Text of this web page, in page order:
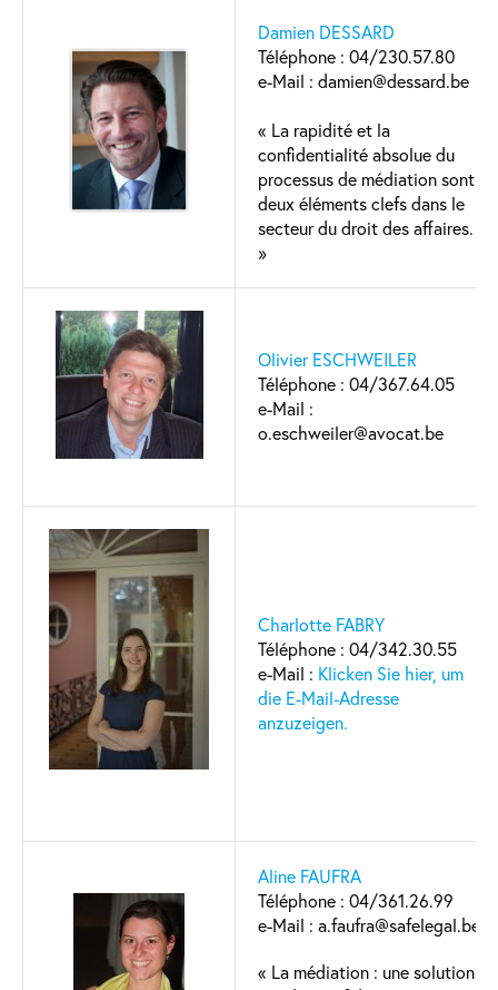
Damien DESSARD
Téléphone : 04/230.57.80
e-Mail : damien@dessard.be
« La rapidité et la
confidentialité absolue du
processus de médiation sont
deux éléments clefs dans le
secteur du droit des affaires.
»
Olivier ESCHWEILER
Téléphone : 04/367.64.05
e-Mail :
o.eschweiler@avocat.be
Charlotte FABRY
Téléphone : 04/342.30.55
e-Mail : Klicken Sie hier, um
die E-Mail-Adresse
anzuzeigen.
Aline FAUFRA
Téléphone : 04/361.26.99
e-Mail : a.faufra@safelegal.be
« La médiation : une solution